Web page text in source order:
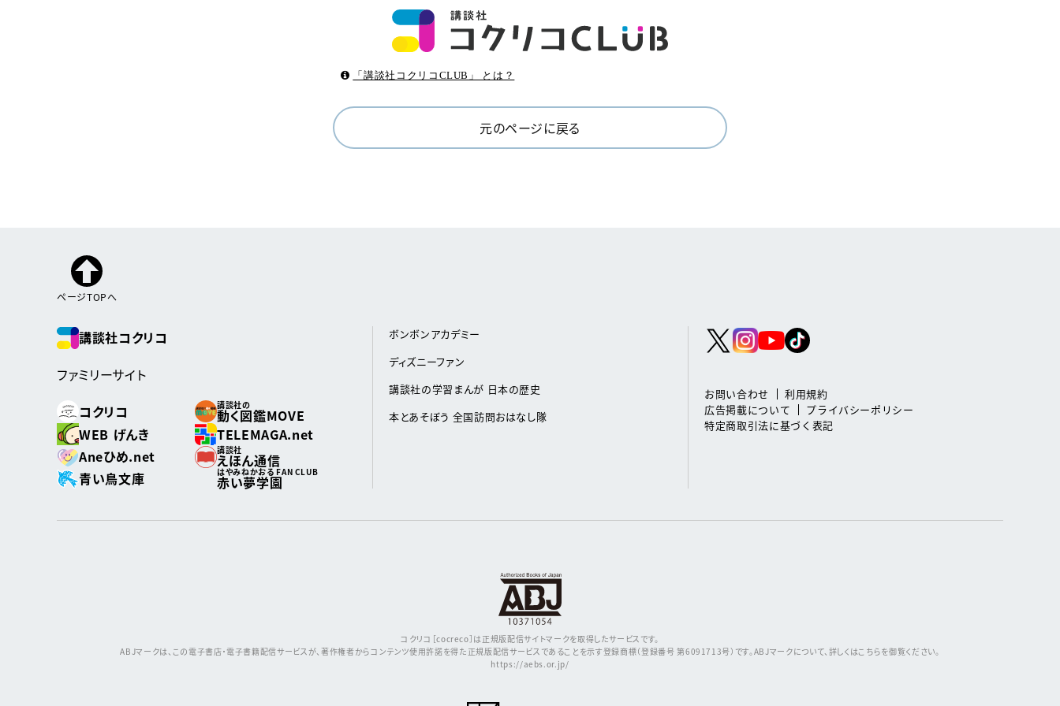
「講談社コクリコCLUB」 とは？
元のページに戻る
ページTOPへ
講談社コクリコ
ファミリーサイト
コクリコ
講談社の
動く図鑑MOVE
WEB げんき
TELEMAGA.net
Aneひめ.net
講談社
えほん通信
青い鳥文庫
はやみねかおる FAN CLUB
赤い夢学園
ボンボンアカデミー
ディズニーファン
講談社の学習まんが 日本の歴史
本とあそぼう 全国訪問おはなし隊
お問い合わせ
利用規約
広告掲載について
プライバシーポリシー
特定商取引法に基づく表記
コクリコ［cocreco］は正規版配信サイトマークを取得したサービスです。
ABJマークは、この電子書店・電子書籍配信サービスが、著作権者からコンテンツ使用許諾を得た正規版配信サービスであることを示す登録商標（登録番号 第6091713号）です。ABJマークについて、詳しくはこちらを御覧ください。
https://aebs.or.jp/